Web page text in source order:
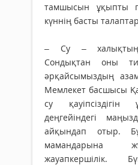
тамшысын ұқыпты
күннің басты
– Су –
Сондықтан оны
әрқайсымыздың
Мемлекет басшысы
су қауіпсіздігін
деңгейін­дегі
айқындап отыр.
мамандарына
жауапкершілік.